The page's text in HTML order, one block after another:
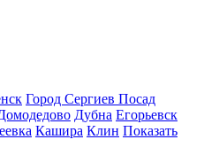
Город Сергиев Посад
Дубна Егорьевск
Кашира Клин Показать